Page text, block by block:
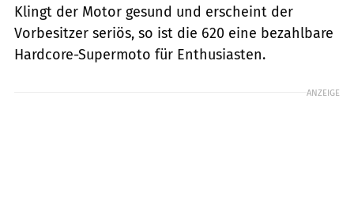
Klingt der Motor gesund und erscheint der
Vorbesitzer seriös, so ist die 620 eine bezahlbare
Hardcore-Supermoto für Enthusiasten.
ANZEIGE